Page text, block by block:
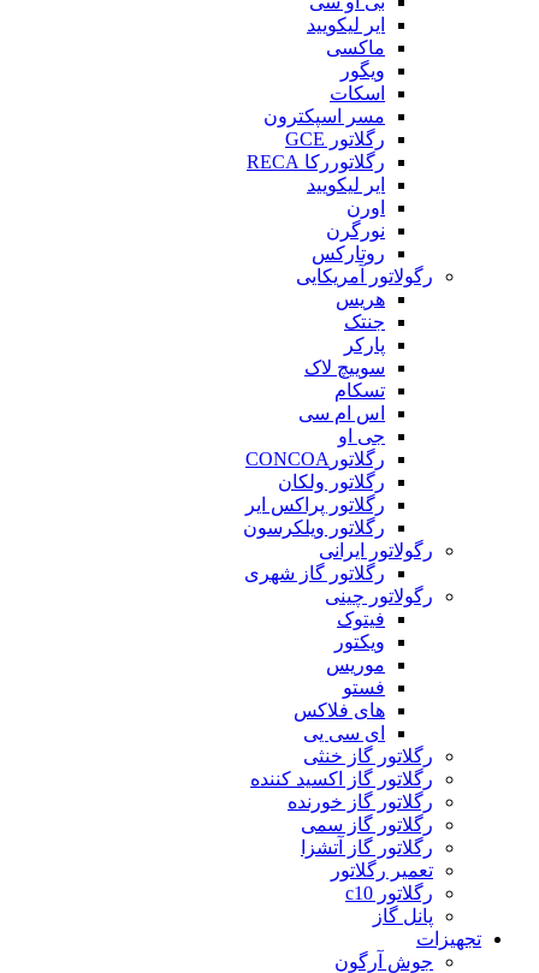
ایر لیکویید
ماکسی
ویگور
اسکات
مسر اسپکترون
رگلاتور GCE
رگلاتوررکا RECA
ایر لیکویید
اورن
نورگرن
روتارکس
رگولاتور آمریکایی
هریس
جنتک
پارکر
سوییچ لاک
تسکام
اس ام سی
جی او
رگلاتورCONCOA
رگلاتور ولکان
رگلاتور پراکس ایر
رگلاتور ویلکرسون
رگولاتور ایرانی
رگلاتور گاز شهری
رگولاتور چینی
فیتوک
ویکتور
موریس
فستو
های فلاکس
ای سی یی
رگلاتور گاز خنثی
رگلاتور گاز اکسید کننده
رگلاتور گاز خورنده
رگلاتور گاز سمی
رگلاتور گاز آتشزا
تعمیر رگلاتور
رگلاتور c10
پانل گاز
تجهیزات
جوش آرگون